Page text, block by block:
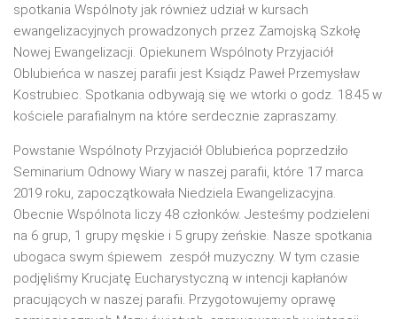
spotkania Wspólnoty jak również udział w kursach
ewangelizacyjnych prowadzonych przez Zamojską Szkołę
Nowej Ewangelizacji. Opiekunem Wspólnoty Przyjaciół
Oblubieńca w naszej parafii jest Ksiądz Paweł Przemysław
Kostrubiec. Spotkania odbywają się we wtorki o godz. 18.45 w
kościele parafialnym na które serdecznie zapraszamy.
Powstanie Wspólnoty Przyjaciół Oblubieńca poprzedziło
Seminarium Odnowy Wiary w naszej parafii, które 17 marca
2019 roku, zapoczątkowała Niedziela Ewangelizacyjna.
Obecnie Wspólnota liczy 48 członków. Jesteśmy podzieleni
na 6 grup, 1 grupy męskie i 5 grupy żeńskie. Nasze spotkania
ubogaca swym śpiewem zespół muzyczny. W tym czasie
podjęliśmy Krucjatę Eucharystyczną w intencji kapłanów
pracujących w naszej parafii. Przygotowujemy oprawę